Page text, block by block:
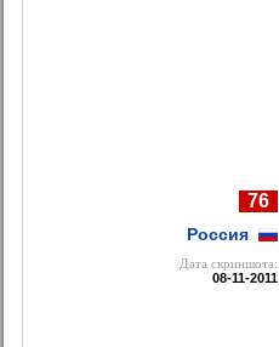
76
Россия
Дата cкриншота:
08-11-2011